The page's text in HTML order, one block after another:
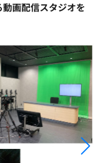
画配信スタジオを